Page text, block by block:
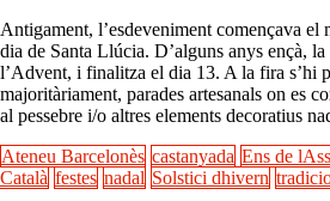
Antigament, l’esdeveniment començava el
dia de Santa Llúcia. D’alguns anys ençà,
l’Advent, i finalitza el dia 13. A la fira s’hi
majoritàriament, parades artesanals on es
al pessebre i/o altres elements decoratius
Ateneu Barcelonès castanyada Ens de
Català festes nadal Solstici dhivern